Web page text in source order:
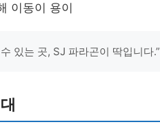
이동이 용이
있는 곳, SJ 파라곤이 딱입니다.”